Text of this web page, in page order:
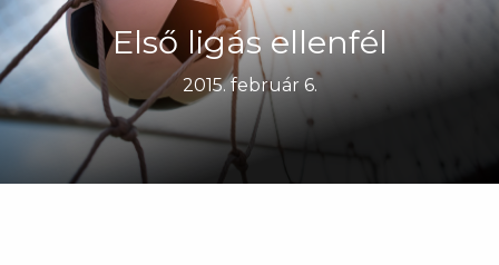
Első ligás ellenfél
2015. február 6.